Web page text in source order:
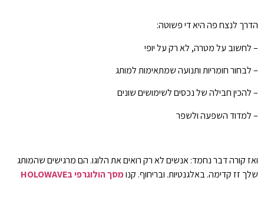
הדרך לנצח פה היא די פשוטה:
– לחשוב על מטרה, לא רק על יופי
– לבחור חומריות ותנועה שמתאימות למותג
– להכין חבילה של נכסים לשימושים שונים
– למדוד השפעה ולשפר
ואז קורה דבר נחמד: אנשים לא רק רואים את הלוגו. הם מרגישים שהמותג
שלך זז קדימה. באלגנטיות. ובריחוף. קנומסך הולוגרפי בHOLOWAVE